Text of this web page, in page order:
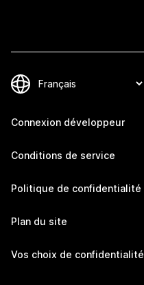
Connexion développeur
Conditions de service
Politique de confidentialité
Plan du site
Vos choix de confidentialité